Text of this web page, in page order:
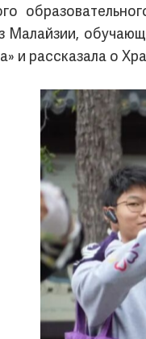
Малайзии,
и рассказала о